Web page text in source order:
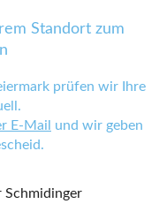
Standort zum
prüfen wir Ihre
E-Mail
und wir geben